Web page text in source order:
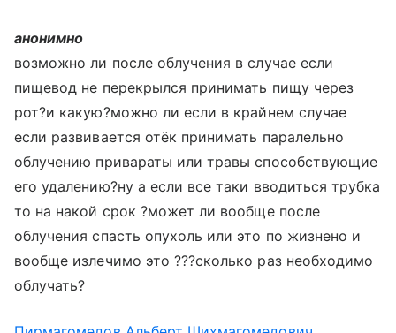
анонимно
возможно ли после облучения в случае если
пищевод не перекрылся принимать пищу через
рот?и какую?можно ли если в крайнем случае
если развивается отёк принимать паралельно
облучению привараты или травы способствующие
его удалению?ну а если все таки вводиться трубка
то на накой срок ?может ли вообще после
облучения спасть опухоль или это по жизнено и
вообще излечимо это ???сколько раз необходимо
облучать?